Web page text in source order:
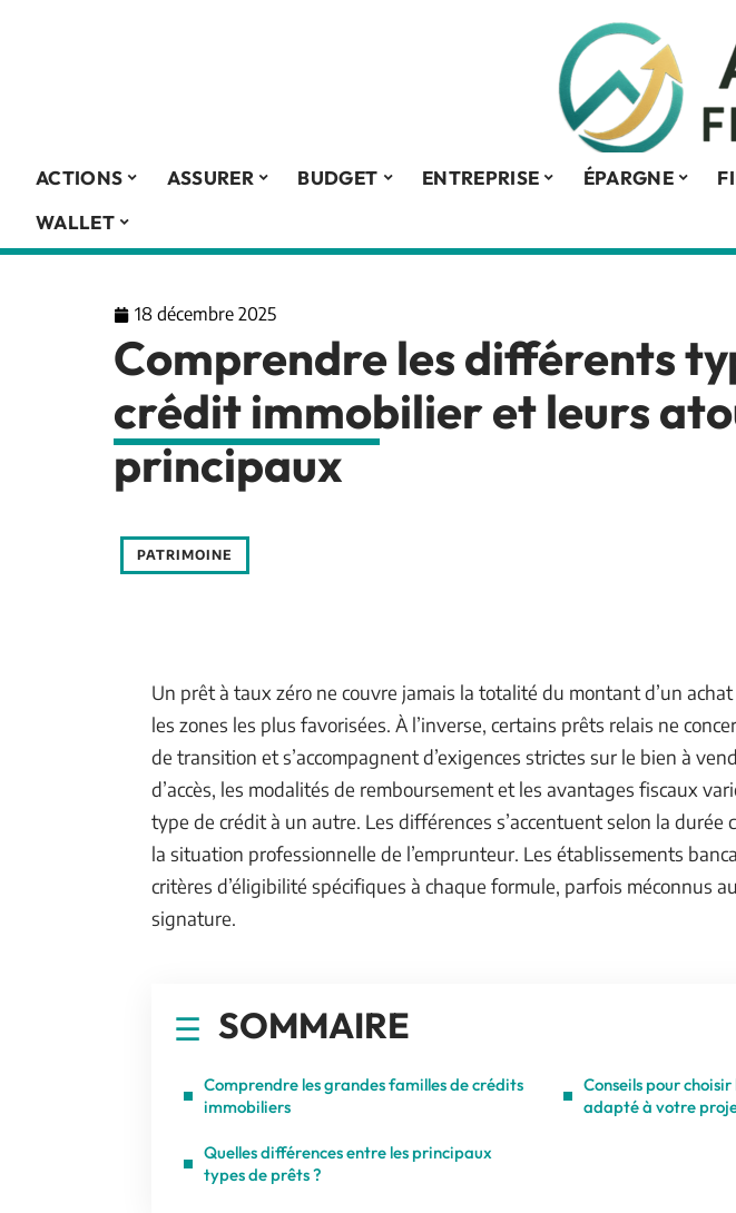
ACTIONS ASSURER BUDGET ENTREPRISE ÉPARGNE
WALLET
18 décembre 2025
Comprendre les différents
crédit immobilier et leurs
principaux
PATRIMOINE
Un prêt à taux zéro ne couvre jamais la totalité du montant d’un
les zones les plus favorisées. À l’inverse, certains prêts relais ne
de transition et s’accompagnent d’exigences strictes sur le bien à
d’accès, les modalités de remboursement et les avantages fiscaux
type de crédit à un autre. Les différences s’accentuent selon la durée
la situation professionnelle de l’emprunteur. Les établissements
critères d’éligibilité spécifiques à chaque formule, parfois méconnus
signature.
SOMMAIRE
Comprendre les grandes familles de crédits
immobiliers
Quelles différences entre les principaux
types de prêts ?
Conseils pour
adapté à votre